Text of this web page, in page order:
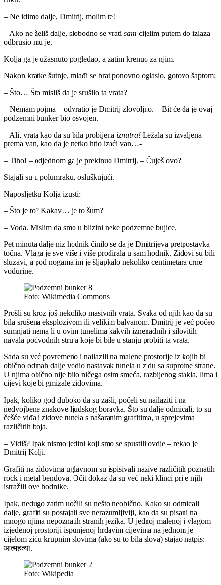
– Ne idimo dalje, Dmitrij, molim te!
– Ako ne želiš dalje, slobodno se vrati sam cijelim putem do izlaza –
odbrusio mu je.
Kolja ga je užasnuto pogledao, a zatim krenuo za njim.
Nakon kratke šutnje, mlađi se brat ponovno oglasio, gotovo šaptom:
– Što… Što misliš da je srušilo ta vrata?
– Nemam pojma – odvratio je Dmitrij zlovoljno. – Bit će da je ovaj
podzemni bunker bio osvojen.
– Ali, vrata kao da su bila probijena iznutra! Ležala su izvaljena
prema van, kao da je netko htio izaći van…-
– Tiho! – odjednom ga je prekinuo Dmitrij. – Čuješ ovo?
Stajali su u polumraku, osluškujući.
Naposljetku Kolja izusti:
– Što je to? Kakav… je to šum?
– Voda. Mislim da smo u blizini neke podzemne bujice.
Pet minuta dalje niz hodnik činilo se da je Dmitrijeva pretpostavka
točna. Vlaga je sve više i više prodirala u sam hodnik. Zidovi su bili
sluzavi, a pod nogama im je šljapkalo nekoliko centimetara crne
vodurine.
Foto: Wikimedia Commons
Prošli su kroz još nekoliko masivnih vrata. Svaka od njih kao da su
bila srušena eksplozivom ili velikim balvanom. Dmitrij je već počeo
sumnjati nema li u ovim tunelima kakvih iznenadnih i silovitih
navala podvodnih struja koje bi bile u stanju probiti ta vrata.
Sada su već povremeno i nailazili na malene prostorije iz kojih bi
obično odmah dalje vodio nastavak tunela u zidu sa suprotne strane.
U njima obično nije bilo ničega osim smeća, razbijenog stakla, lima i
cijevi koje bi gmizale zidovima.
Ipak, koliko god duboko da su zašli, počeli su nailaziti i na
nedvojbene znakove ljudskog boravka. Što su dalje odmicali, to su
češće viđali zidove tunela s našaranim grafitima, u sprejevima
različitih boja.
– Vidiš? Ipak nismo jedini koji smo se spustili ovdje – rekao je
Dmitrij Kolji.
Grafiti na zidovima uglavnom su ispisivali nazive različitih poznatih
rock i metal bendova. Očit dokaz da su već neki klinci prije njih
istražili ove hodnike.
Ipak, nedugo zatim uočili su nešto neobično. Kako su odmicali
dalje, grafiti su postajali sve nerazumljiviji, kao da su pisani na
mnogo njima nepoznatih stranih jezika. U jednoj malenoj i vlagom
izjedenoj prostoriji ispunjenoj hrđavim cijevima na jednom je
cijelom zidu krupnim slovima (ako su to bila slova) stajao natpis:
आत्महत्या.
Foto: Wikipedia